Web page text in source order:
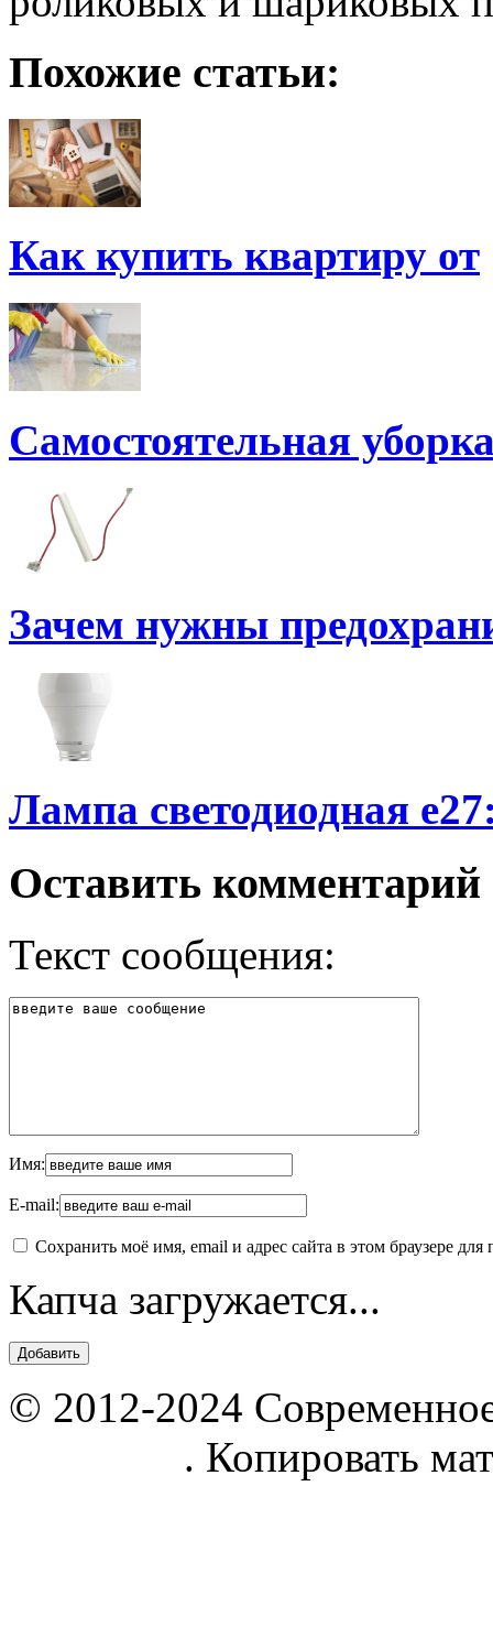
Похожие статьи:
Как купить квартиру от
Самостоятельная
Зачем нужны
Лампа светодиодная
Оставить комментарий
Текст сообщения:
Имя:
E-mail:
Сохранить моё имя, email и адрес сайта в этом браузере
Капча загружается...
© 2012-2024
. Копировать